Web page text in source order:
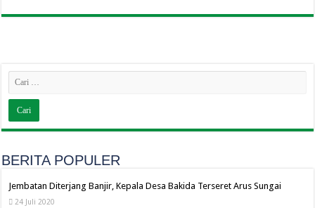
BERITA POPULER
Jembatan Diterjang Banjir, Kepala Desa Bakida Terseret Arus Sungai
24 Juli 2020